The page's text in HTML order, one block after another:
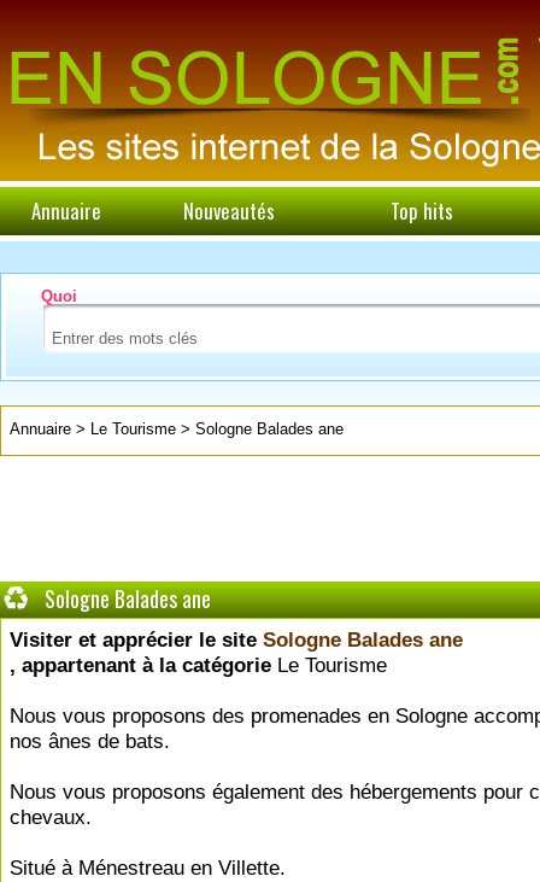
Annuaire Nouveautés Top hits
Quoi
Annuaire > Le Tourisme > Sologne Balades ane
Sologne Balades ane
Visiter et apprécier le site Sologne Balades ane
, appartenant à la catégorie Le Tourisme
Nous vous proposons des promenades en Sologne
nos ânes de bats.
Nous vous proposons également des hébergements pour
chevaux.
Situé à Ménestreau en Villette.